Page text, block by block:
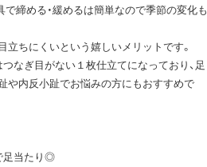
締める・緩めるは簡単なので季節の変化も
ちにくいという嬉しいメリットです。
なぎ目がない１枚仕立てになっており、足
や内反小趾でお悩みの方にもおすすめで
足当たり◎